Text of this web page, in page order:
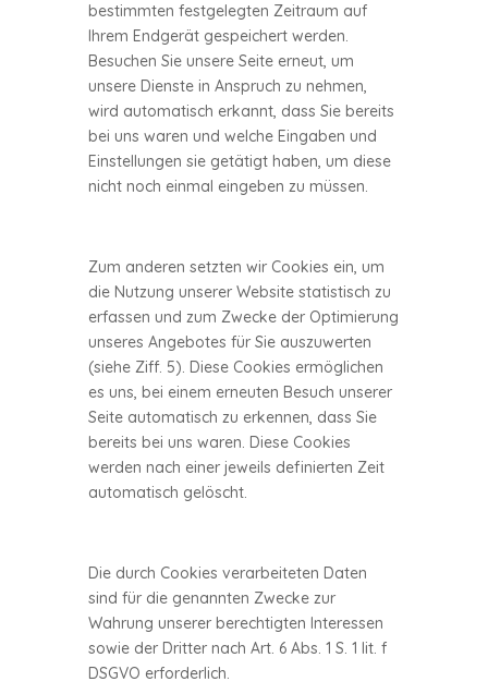
bestimmten festgelegten Zeitraum auf
Ihrem Endgerät gespeichert werden.
Besuchen Sie unsere Seite erneut, um
unsere Dienste in Anspruch zu nehmen,
wird automatisch erkannt, dass Sie bereits
bei uns waren und welche Eingaben und
Einstellungen sie getätigt haben, um diese
nicht noch einmal eingeben zu müssen.
Zum anderen setzten wir Cookies ein, um
die Nutzung unserer Website statistisch zu
erfassen und zum Zwecke der Optimierung
unseres Angebotes für Sie auszuwerten
(siehe Ziff. 5). Diese Cookies ermöglichen
es uns, bei einem erneuten Besuch unserer
Seite automatisch zu erkennen, dass Sie
bereits bei uns waren. Diese Cookies
werden nach einer jeweils definierten Zeit
automatisch gelöscht.
Die durch Cookies verarbeiteten Daten
sind für die genannten Zwecke zur
Wahrung unserer berechtigten Interessen
sowie der Dritter nach Art. 6 Abs. 1 S. 1 lit. f
DSGVO erforderlich.